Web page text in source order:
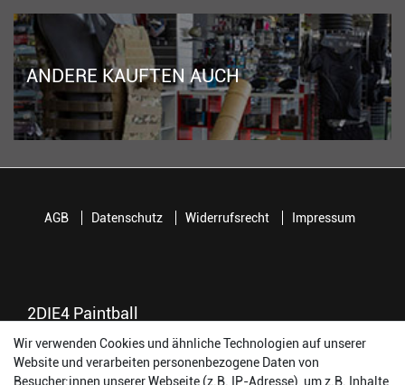
ANDERE KAUFTEN AUCH
2DIE4 Paintball
56457 Westerburg
Reinhold-Ferger-Straße 26
order@2die4-sports.com
AGB Datenschutz Widerrufsrecht Impressum
Wir verwenden Cookies und ähnliche Technologien auf unserer
Website und verarbeiten personenbezogene Daten von
Besucher:innen unserer Webseite (z.B. IP-Adresse), um z.B. Inhalte